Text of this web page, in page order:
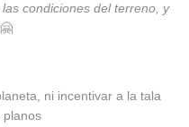
condiciones del terreno, y
🤗
ni incentivar a la tala
planos